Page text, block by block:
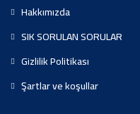
Hakkımızda
SIK SORULAN SORULAR
Gizlilik Politikası
Şartlar ve koşullar